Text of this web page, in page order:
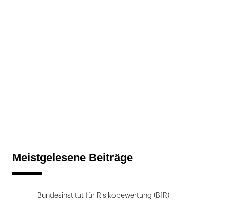
Meistgelesene Beiträge
Bundesinstitut für Risikobewertung (BfR)